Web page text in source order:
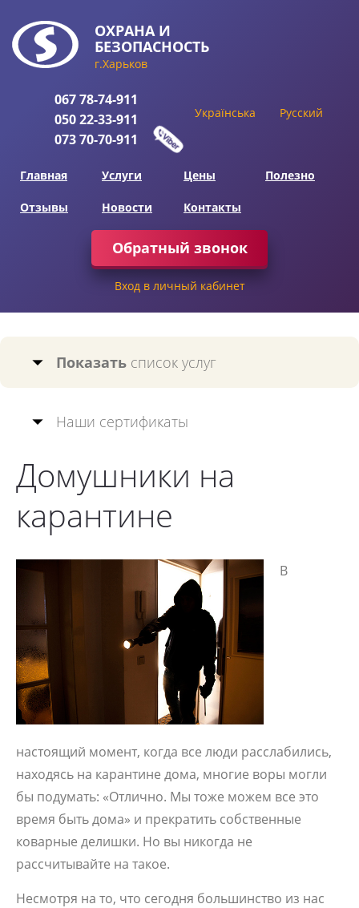
ОХРАНАИ
БЕЗОПАСНОСТЬ
г.Харьков
06778-74-911
05022-33-911
07370-70-911
Українська Русский
Главная Услуги Цены Полезно
Отзывы Новости Контакты
Обратный звонок
Вход в личный кабинет
Показать список услуг
Наши сертификаты
Домушники на
карантине
В
настоящий момент, когда все люди расслабились,
находясь на карантине дома, многие воры могли
бы подумать: «Отлично. Мы тоже можем все это
время быть дома» и прекратить собственные
коварные делишки. Но вы никогда не
рассчитывайте на такое.
Несмотря на то, что сегодня большинство из нас